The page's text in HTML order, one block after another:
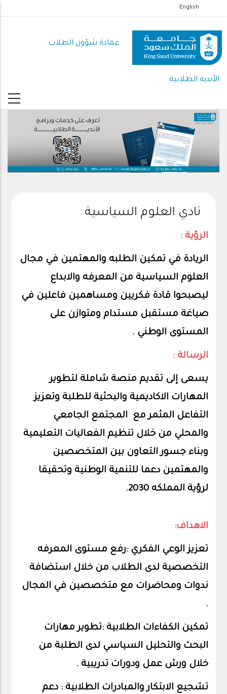
إلى
المحتوى
الرئيسي
English
عمادة شؤون الطلاب
الأندية الطلابية
نادي العلوم السياسية
الرؤية :
الريادة في تمكين الطلبه والمهتمين في مجال
العلوم السياسية من المعرفه والابداع
ليصبحوا قادة فكريين ومساهمين فاعلين في
صياغة مستقبل مستدام ومتوازن على
المستوى الوطني .
الرسالة :
يسعى إلى تقديم منصة شاملة لتطوير
المهارات الاكاديمية والبحثية للطلبة وتعزيز
التفاعل المثمر مع المجتمع الجامعي
والمحلي من خلال تنظيم الفعاليات التعليمية
وبناء جسور التعاون بين المتخصصين
والمهتمين دعما للتنمية الوطنية وتحقيقا
لرؤية المملكه 2030.
الاهداف:
تعزيز الوعي الفكري :رفع مستوى المعرفه
التخصصية لدى الطلاب من خلال استضافة
ندوات ومحاضرات مع متخصصين في المجال
.
تمكين الكفاءات الطلابية :تطوير مهارات
البحث والتحليل السياسي لدى الطلبة من
خلال ورش عمل ودورات تدريبية .
تشجيع الابتكار والمبادرات الطلابية : دعم